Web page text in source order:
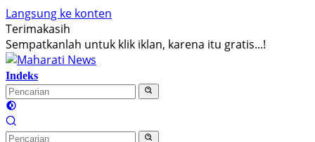
Langsung ke konten
Terimakasih
Sempatkanlah untuk klik iklan, karena itu gratis...!
Indeks